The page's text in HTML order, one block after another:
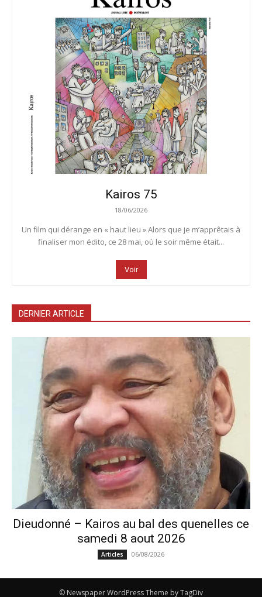
Kairos 75
18/06/2026
Un film qui dérange en « haut lieu » Alors que je m’apprêtais à
finaliser mon édito, ce 28 mai, où le soir même était...
Voir
DERNIER ARTICLE
Dieudonné – Kairos au bal des quenelles ce
samedi 8 aout 2026
Articles 06/08/2026
© Newspaper WordPress Theme by TagDiv